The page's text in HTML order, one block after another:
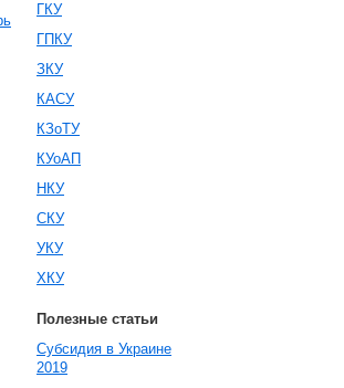
ГКУ
ГПКУ
ЗКУ
КАСУ
КЗоТУ
КУоАП
НКУ
СКУ
УКУ
ХКУ
Полезные статьи
Субсидия в Украине
2019